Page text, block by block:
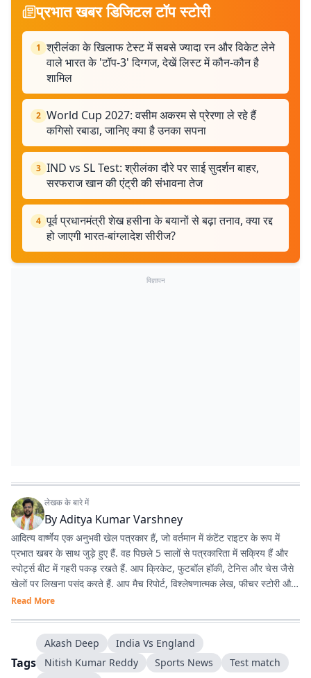
प्रभात खबर डिजिटल टॉप स्टोरी
1 श्रीलंका के खिलाफ टेस्ट में सबसे ज्यादा रन और विकेट लेने
वाले भारत के 'टॉप-3' दिग्गज, देखें लिस्ट में कौन-कौन है
शामिल
2 World Cup 2027: वसीम अकरम से प्रेरणा ले रहे हैं
कगिसो रबाडा, जानिए क्या है उनका सपना
3 IND vs SL Test: श्रीलंका दौरे पर साई सुदर्शन बाहर,
सरफराज खान की एंट्री की संभावना तेज
4 पूर्व प्रधानमंत्री शेख हसीना के बयानों से बढ़ा तनाव, क्या रद्द
हो जाएगी भारत-बांग्लादेश सीरीज?
विज्ञापन
लेखक के बारे में
ByAditya Kumar Varshney
आदित्य वार्ष्णेय एक अनुभवी खेल पत्रकार हैं, जो वर्तमान में कंटेंट राइटर के रूप में
प्रभात खबर के साथ जुड़े हुए हैं. वह पिछले 5 सालों से पत्रकारिता में सक्रिय हैं और
स्पोर्ट्स बीट में गहरी पकड़ रखते हैं. आप क्रिकेट, फुटबॉल हॉकी, टेनिस और चेस जैसे
खेलों पर लिखना पसंद करते हैं. आप मैच रिपोर्ट, विश्लेषणात्मक लेख, फीचर स्टोरी और
एक्सप्लेनर आधारित कंटेंट तैयार करते हैं. आपने प्रभात खबर से पहले भारत समाचार में
ब्रॉडकास्ट और डिजिटल दोनों प्लेटफॉर्म का मजबूत अनुभव है.
Read More
Tags
Akash Deep
India Vs England
Nitish Kumar Reddy
Sports News
Test match